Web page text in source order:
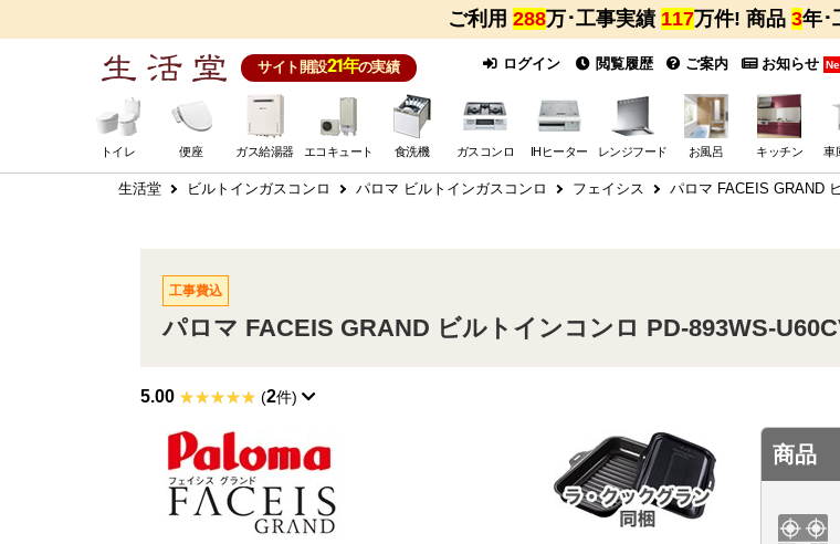
ご利用 288万･工事実績 117万件! 商品 3年･
サイト開設21年の実績 ログイン 閲覧履歴 ご案内 お知らせ
トイレ 便座 ガス給湯器 エコキュート 食洗機 ガスコンロ IHヒーター レンジフード お風呂 キッチン 車
生活堂 ビルトインガスコンロ パロマ ビルトインガスコンロ フェイシス パロマ FACEIS GRAND
工事費込
パロマ FACEIS GRAND ビルトインコンロ PD-893WS-
5.00 (2件)
商品